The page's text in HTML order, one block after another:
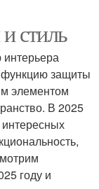
стиль
защиты
элементом
В 2025
году и